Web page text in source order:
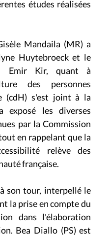
Huytebroeck et le
Emir Kir, quant à
des personnes
(cdH) s'est joint à la
exposé les diverses
par la Commission
en rappelant que la
relève des
française.
la prise en compte du
dans l'élaboration
Bea Diallo (PS) est
ministre a rappelé que